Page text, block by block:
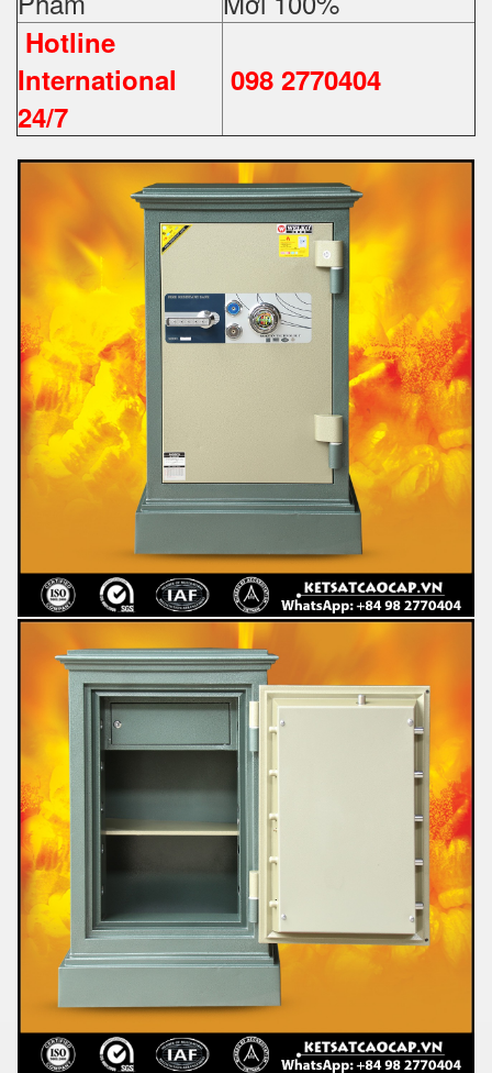
Hotline
International
24/7
098 2770404